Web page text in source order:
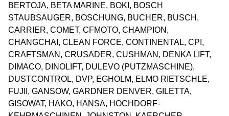
BERTOJA, BETA MARINE, BOKI, BOSCH
STAUBSAUGER, BOSCHUNG, BUCHER, BUSCH,
CARRIER, COMET, CFMOTO, CHAMPION,
CHANGCHAI, CLEAN FORCE, CONTINENTAL, CPI,
CRAFTSMAN, CRUSADER, CUSHMAN, DENKA LIFT,
DIMACO, DINOLIFT, DULEVO (PUTZMASCHINE),
DUSTCONTROL, DVP, EGHOLM, ELMO RIETSCHLE,
FUJII, GANSOW, GARDNER DENVER, GILETTA,
GISOWAT, HAKO, HANSA, HOCHDORF-